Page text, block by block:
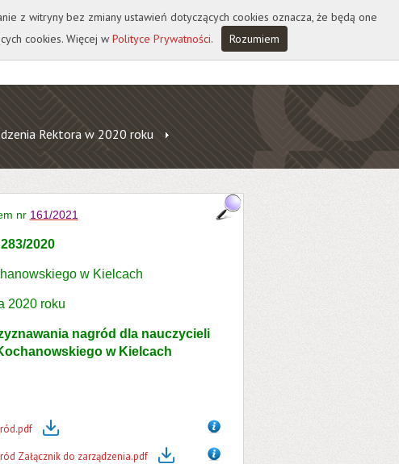
Rektora w 2020 roku
nr 161/2021
2020
w Kielcach
2020 roku
nagród dla nauczycieli
w Kielcach
Załącznik do zarządzenia.pdf
z witryny bez zmiany ustawień dotyczących cookies oznacza, że będą one
cookies. Więcej w Polityce Prywatności. Rozumiem